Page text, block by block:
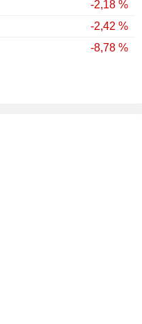
-2,18 %
-2,42 %
-8,78 %